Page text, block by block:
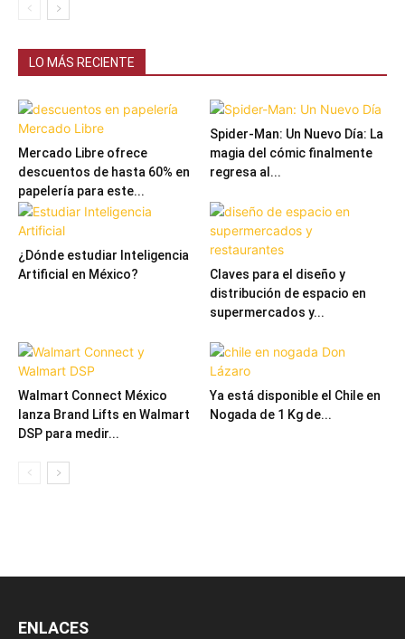
LO MÁS RECIENTE
Mercado Libre ofrece
descuentos de hasta 60% en
papelería para este...
Spider-Man: Un Nuevo Día: La
magia del cómic finalmente
regresa al...
¿Dónde estudiar Inteligencia
Artificial en México?
Claves para el diseño y
distribución de espacio en
supermercados y...
Walmart Connect México
lanza Brand Lifts en Walmart
DSP para medir...
Ya está disponible el Chile en
Nogada de 1 Kg de...
ENLACES